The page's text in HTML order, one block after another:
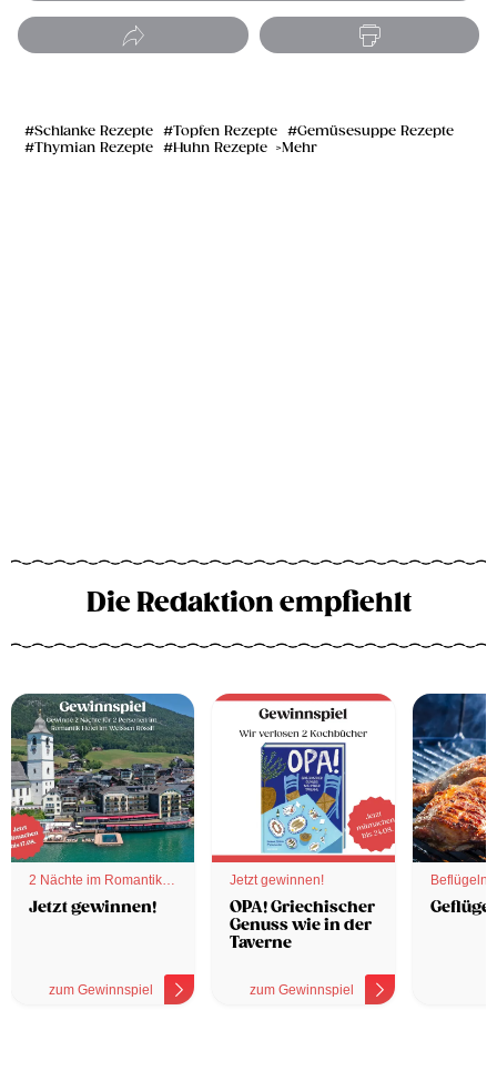
Schlanke Rezepte Topfen Rezepte
Gemüsesuppe Rezepte
Thymian Rezepte
Huhn Rezepte Mehr
Die Redaktion empfiehlt
2 Nächte im Romantik
Hotel
Jetzt gewinnen!
zum Gewinnspiel
Jetzt gewinnen!
OPA! Griechischer
Genuss wie in der
Taverne
zum Gewinnspiel